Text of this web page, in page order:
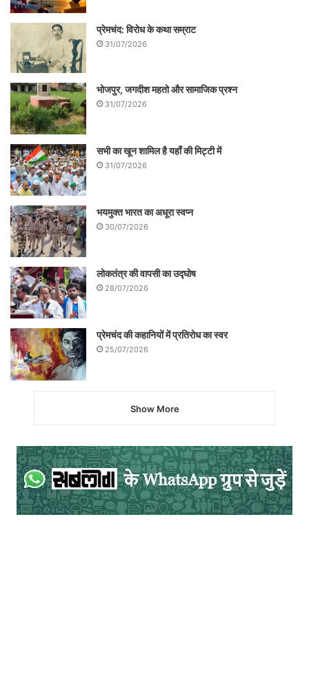
प्रेमचंद: विरोध के कथा सम्राट
31/07/2026
भोजपुर, जगदीश महतो और सामाजिक प्रश्न
31/07/2026
सभी का खून शामिल है यहाँ की मिट्टी में
31/07/2026
भयमुक्त भारत का अधूरा स्वप्न
30/07/2026
लोकतंत्र की वापसी का उद्घोष
28/07/2026
प्रेमचंद की कहानियों में प्रतिरोध का स्वर
25/07/2026
Show More